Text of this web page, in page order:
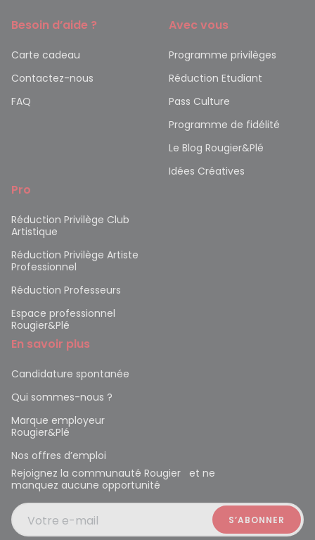
Besoin d’aide ?
Carte cadeau
Contactez-nous
FAQ
Avec vous
Programme privilèges
Réduction Etudiant
Pass Culture
Programme de fidélité
Le Blog Rougier&Plé
Idées Créatives
Pro
Réduction Privilège Club
Artistique
Réduction Privilège Artiste
Professionnel
Réduction Professeurs
Espace professionnel
Rougier&Plé
En savoir plus
Candidature spontanée
Qui sommes-nous ?
Marque employeur
Rougier&Plé
Nos offres d’emploi
Rejoignez la communauté Rougier et ne
manquez aucune opportunité
Votre e-mail